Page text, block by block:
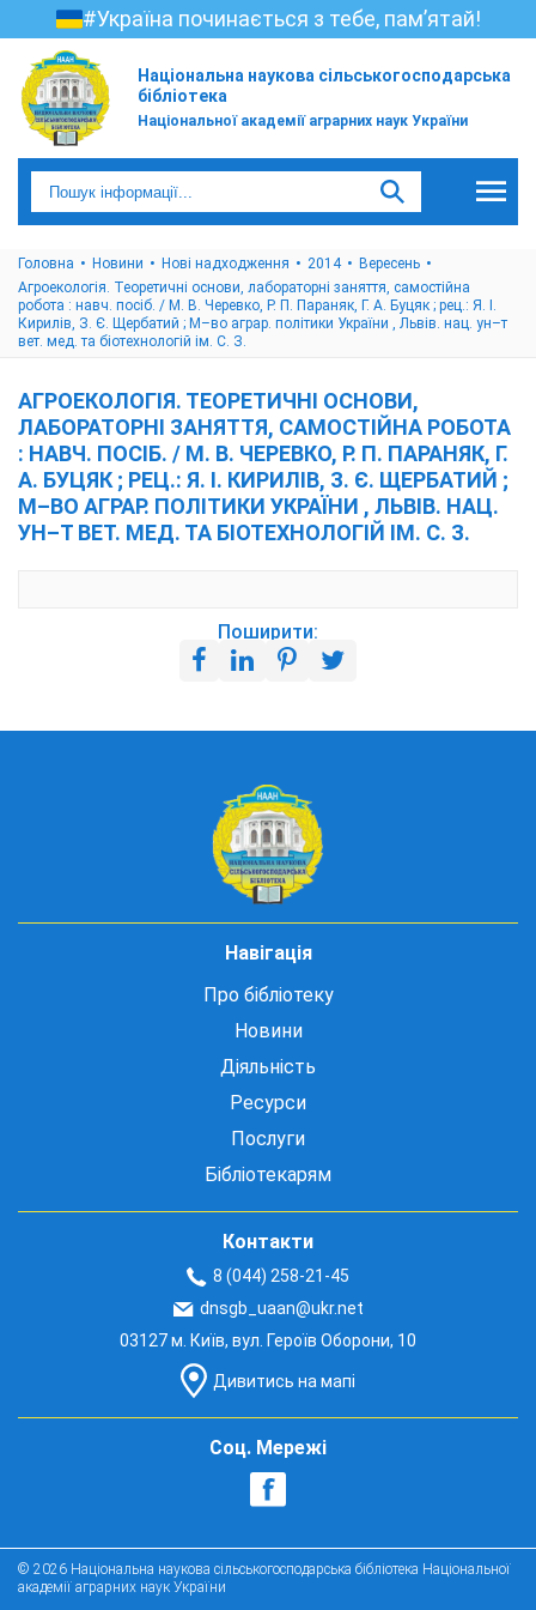
#Україна починається з тебе, пам’ятай!
Національна наукова сільськогосподарська
бібліотека
Національної академії аграрних наук України
Головна Новини Нові надходження 2014
Вересень
Агроекологія. Теоретичні основи, лабораторні заняття, самостійна
робота : навч. посіб. / М. В. Черевко, Р. П. Параняк, Г. А. Буцяк ; рец.: Я. І.
Кирилів, З. Є. Щербатий ; М–во аграр. політики України , Львів. нац. ун–т
вет. мед. та біотехнологій ім. С. З.
АГРОЕКОЛОГІЯ. ТЕОРЕТИЧНІ ОСНОВИ,
ЛАБОРАТОРНІ ЗАНЯТТЯ, САМОСТІЙНА РОБОТА
: НАВЧ. ПОСІБ. / М. В. ЧЕРЕВКО, Р. П. ПАРАНЯК, Г.
А. БУЦЯК ; РЕЦ.: Я. І. КИРИЛІВ, З. Є. ЩЕРБАТИЙ ;
М–ВО АГРАР. ПОЛІТИКИ УКРАЇНИ , ЛЬВІВ. НАЦ.
УН–Т ВЕТ. МЕД. ТА БІОТЕХНОЛОГІЙ ІМ. С. З.
Поширити:
Навігація
Про бібліотеку
Новини
Діяльність
Ресурси
Послуги
Бібліотекарям
Контакти
8 (044) 258-21-45
dnsgb_uaan@ukr.net
03127 м. Київ, вул. Героїв Оборони, 10
Дивитись на мапі
Соц. Мережі
© 2026 Національна наукова сільськогосподарська бібліотека Національної
академії аграрних наук України